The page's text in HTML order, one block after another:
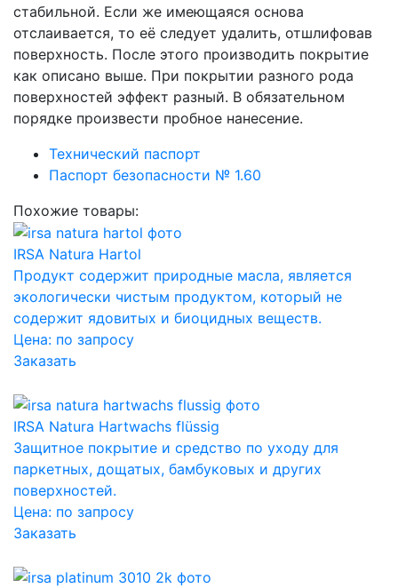
стабильной. Если же имеющаяся основа
отслаивается, то её следует удалить, отшлифовав
поверхность. После этого производить покрытие
как описано выше. При покрытии разного рода
поверхностей эффект разный. В обязательном
порядке произвести пробное нанесение.
Технический паспорт
Паспорт безопасности № 1.60
Похожие товары:
IRSA Natura Hartol
Продукт содержит природные масла, является
экологически чистым продуктом, который не
содержит ядовитых и биоцидных веществ.
Цена: по запросу
Заказать
IRSA Natura Hartwachs flüssig
Защитное покрытие и средство по уходу для
паркетных, дощатых, бамбуковых и других
поверхностей.
Цена: по запросу
Заказать